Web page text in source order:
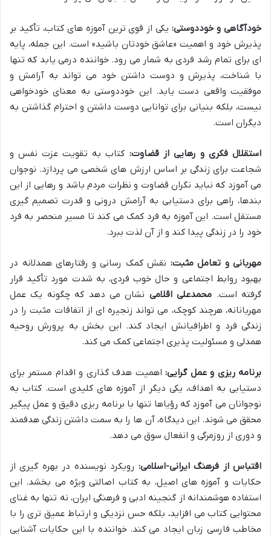
خودآگاهی و خوددوستی:یکی از قوی ترین آموزه های کتاب، تأکید بر
پذیرش خود و اهمیت «عاشق خودتان باشید» است. این جمله، پایه
ای برای تمام رشد فردی به شمار می رود. خواننده درمی یابد که تنها
با شناخت، پذیرش و دوست داشتن خود می تواند به آرامش و
موفقیت واقعی دست یابد. این خوددوستی به معنای خودخواهی
نیست، بلکه بنیانی برای توانایی دوست داشتن و احترام گذاشتن به
دیگران است.
استقلال فکری و رهایی از قضاوت: کتاب به تقویت عزت نفس و
شجاعت برای زندگی بر اساس ارزش های شخصی می پردازد. نوجوان
می آموزد که نباید نگران قضاوت و نظرات مردم باشد و رهایی از این
بندها، راهی برای دستیابی به آرامش درونی و قدرت تصمیم گیری
مستقل است. این آموزه به فرد کمک می کند تا مسیر منحصر به فرد
خود را در زندگی پیدا کند و از آن لذت ببرد.
مهربانی و تعامل مثبت: نقش کمک رسانی و رفتارهای همدلانه در
بهبود روابط اجتماعی و حال خوب فردی، به شدت مورد تأکید قرار
گرفته است. محمدعلی اقلامی نشان می دهد که چگونه یک عمل
مهربانانه، هرچند کوچک، می تواند زنجیره ای از اتفاقات مثبت را در
زندگی فرد و اطرافیانش ایجاد کند. این بخش به پرورش روحیه
همدلی و مسئولیت پذیری اجتماعی کمک می کند.
برنامه ریزی و عمل گرایی:اهمیت هدف گذاری و اقدام مستمر برای
دستیابی به اهداف، یکی دیگر از آموزه های کلیدی است. کتاب به
نوجوانان می آموزد که رؤیاها تنها با برنامه ریزی دقیق و عمل پیگیر
محقق می شوند. این دیدگاه، آن ها را به سمت داشتن زندگی هدفمند
و دوری از روزمرگی و انفعال سوق می دهد.
اقتباس از فرهنگ ایرانی-اسلامی: رویکرد نویسنده در بهره گیری از
حکایات و آموزه های اصیل، به کتاب اصالتی ویژه می بخشد. این
استفاده هوشمندانه از گنجینه ادبی و فرهنگی ایران، نه تنها به غنای
محتوایی کتاب می افزاید، بلکه حس نزدیکی و ارتباط عمیق تری را با
مخاطب فارسی زبان ایجاد می کند. خواننده با این حکایات آشنایی